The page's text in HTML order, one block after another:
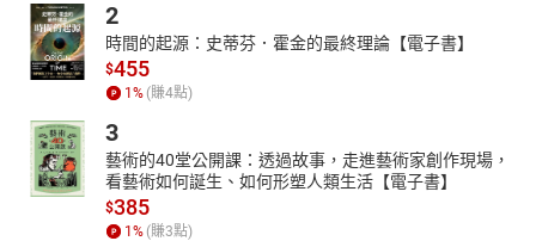
21亮軒_人生中讓人難忘的老師
22亮軒_生命中很重要的長輩楊家駱
23亮軒_楊家駱教授對亮軒的影響:萬事莫如聯考易
24亮軒_四川大足石刻與楊家駱的故事
2
時間的起源：史蒂芬．霍金的最終理論【電子書】
$455
1 % (賺4點)
3
藝術的40堂公開課：透過故事，走進藝術家創作現場，
看藝術如何誕生、如何形塑人類生活【電子書】
$385
1 % (賺3點)